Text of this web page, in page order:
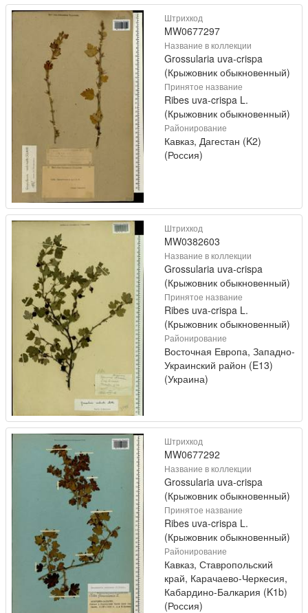
Штрихкод
MW0677297
Название в коллекции
Grossularia uva-crispa
(Крыжовник обыкновенный)
Принятое название
Ribes uva-crispa L.
(Крыжовник обыкновенный)
Районирование
Кавказ, Дагестан (K2)
(Россия)
Штрихкод
MW0382603
Название в коллекции
Grossularia uva-crispa
(Крыжовник обыкновенный)
Принятое название
Ribes uva-crispa L.
(Крыжовник обыкновенный)
Районирование
Восточная Европа, Западно-
Украинский район (E13)
(Украина)
Штрихкод
MW0677292
Название в коллекции
Grossularia uva-crispa
(Крыжовник обыкновенный)
Принятое название
Ribes uva-crispa L.
(Крыжовник обыкновенный)
Районирование
Кавказ, Ставропольский
край, Карачаево-Черкесия,
Кабардино-Балкария (K1b)
(Россия)